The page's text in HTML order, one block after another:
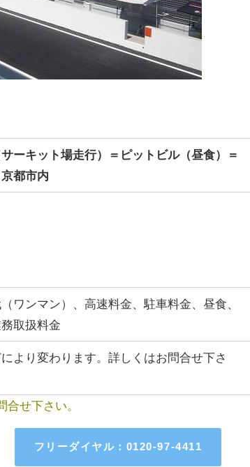
ーキット場走行）＝ピットビル（昼食）＝
都市内
ワンマン）、高速料金、駐車料金、昼食、
取扱料金
より変わります。詳しくはお問合せ下さ
せ下さい。
フリーダイヤル：0120-97-4411